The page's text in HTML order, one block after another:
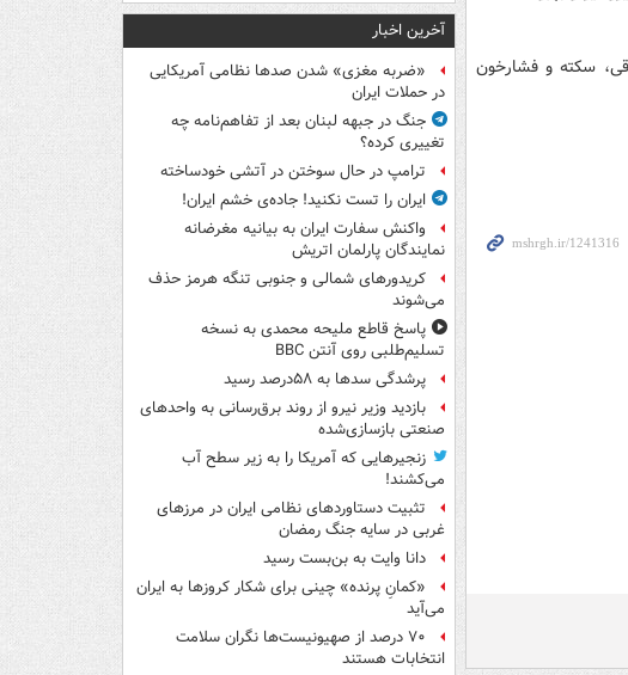
سکته و فشارخون
آخرین اخبار
«ضربه مغزی» شدن صدها نظامی آمریکایی
در حملات ایران
جنگ در جبهه لبنان بعد از تفاهم‌نامه چه
تغییری کرده؟
ترامپ در حال سوختن در آتشی خودساخته
ایران را تست نکنید! جاده‌ی خشم ایران!
واکنش سفارت ایران به بیانیه مغرضانه
نمایندگان پارلمان اتریش
کریدورهای شمالی و جنوبی تنگه هرمز حذف
می‌شوند
پاسخ قاطع ملیحه محمدی به نسخه
تسلیم‌طلبی روی آنتن BBC
پرشدگی سدها به ۵۸درصد رسید
بازدید وزیر نیرو از روند برق‌رسانی به واحدهای
صنعتی بازسازی‌شده
زنجیرهایی که آمریکا را به زیر سطح آب
می‌کشند!
تثبیت دستاوردهای نظامی ایران در مرزهای
غربی در سایه جنگ رمضان
دانا وایت به بن‌بست رسید
«کمانِ پرنده» چینی برای شکار کروزها به ایران
می‌آید
۷۰ درصد از صهیونیست‌ها نگران سلامت
انتخابات هستند